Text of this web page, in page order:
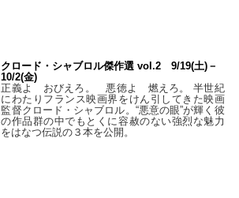
クロード・シャブロル傑作選 vol.2 9/19(土)－
10/2(金)
正義よ おびえろ。 悪徳よ 燃えろ。 半世紀
にわたりフランス映画界をけん引してきた映画
監督クロード・シャブロル。“悪意の眼”が輝く彼
の作品群の中でもとくに容赦のない強烈な魅力
をはなつ伝説の３本を公開。